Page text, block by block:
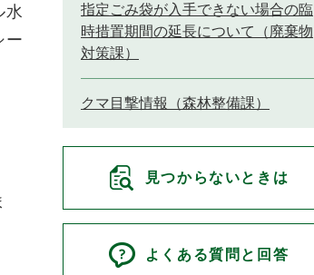
水
ー
指定ごみ袋が入手できない場合の臨
時措置期間の延長について（廃棄物
対策課）
クマ目撃情報（森林整備課）
見つからないときは
よくある質問と回答